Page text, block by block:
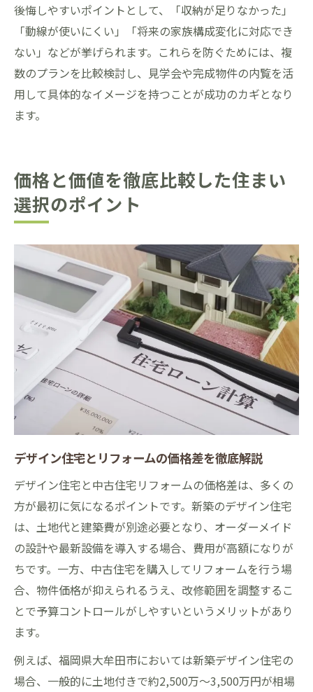
後悔しやすいポイントとして、「収納が足りなかった」
「動線が使いにくい」「将来の家族構成変化に対応でき
ない」などが挙げられます。これらを防ぐためには、複
数のプランを比較検討し、見学会や完成物件の内覧を活
用して具体的なイメージを持つことが成功のカギとなり
ます。
価格と価値を徹底比較した住まい
選択のポイント
デザイン住宅とリフォームの価格差を徹底解説
デザイン住宅と中古住宅リフォームの価格差は、多くの
方が最初に気になるポイントです。新築のデザイン住宅
は、土地代と建築費が別途必要となり、オーダーメイド
の設計や最新設備を導入する場合、費用が高額になりが
ちです。一方、中古住宅を購入してリフォームを行う場
合、物件価格が抑えられるうえ、改修範囲を調整するこ
とで予算コントロールがしやすいというメリットがあり
ます。
例えば、福岡県大牟田市においては新築デザイン住宅の
場合、一般的に土地付きで約2,500万～3,500万円が相場